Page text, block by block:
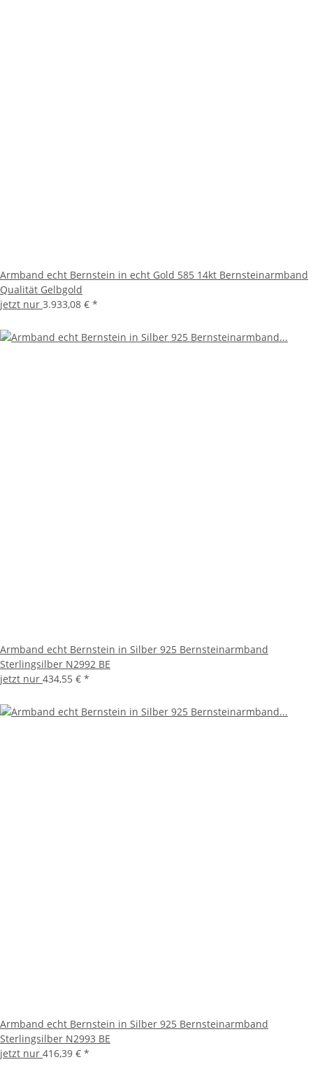
Armband echt Bernstein in echt Gold 585 14kt Bernsteinarmband
Qualität Gelbgold
jetzt nur 3.933,08 € *
Armband echt Bernstein in Silber 925 Bernsteinarmband
Sterlingsilber N2992 BE
jetzt nur 434,55 € *
Armband echt Bernstein in Silber 925 Bernsteinarmband
Sterlingsilber N2993 BE
jetzt nur 416,39 € *